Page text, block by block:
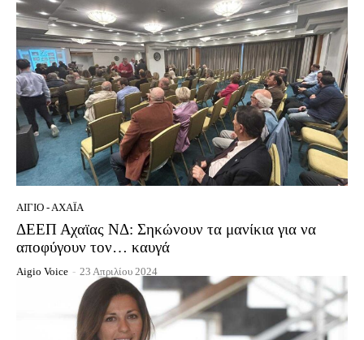
ΑΊΓΙΟ - ΑΧΑΪ́Α
ΔΕΕΠ Αχαϊας ΝΔ: Σηκώνουν τα μανίκια για να
αποφύγουν τον… καυγά
Aigio Voice - 23 Απριλίου 2024